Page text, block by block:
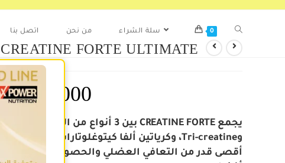
اتصل بنا من نحن سلة الشراء 0
CREATINE FORTE ULTIMATE
45.000 د.ع
وTri-creatine، وكرياتين ألفا كيتوغلوتارات لتحقيق
أقصى قدر من التعافي العضلي والحصول على نتائج